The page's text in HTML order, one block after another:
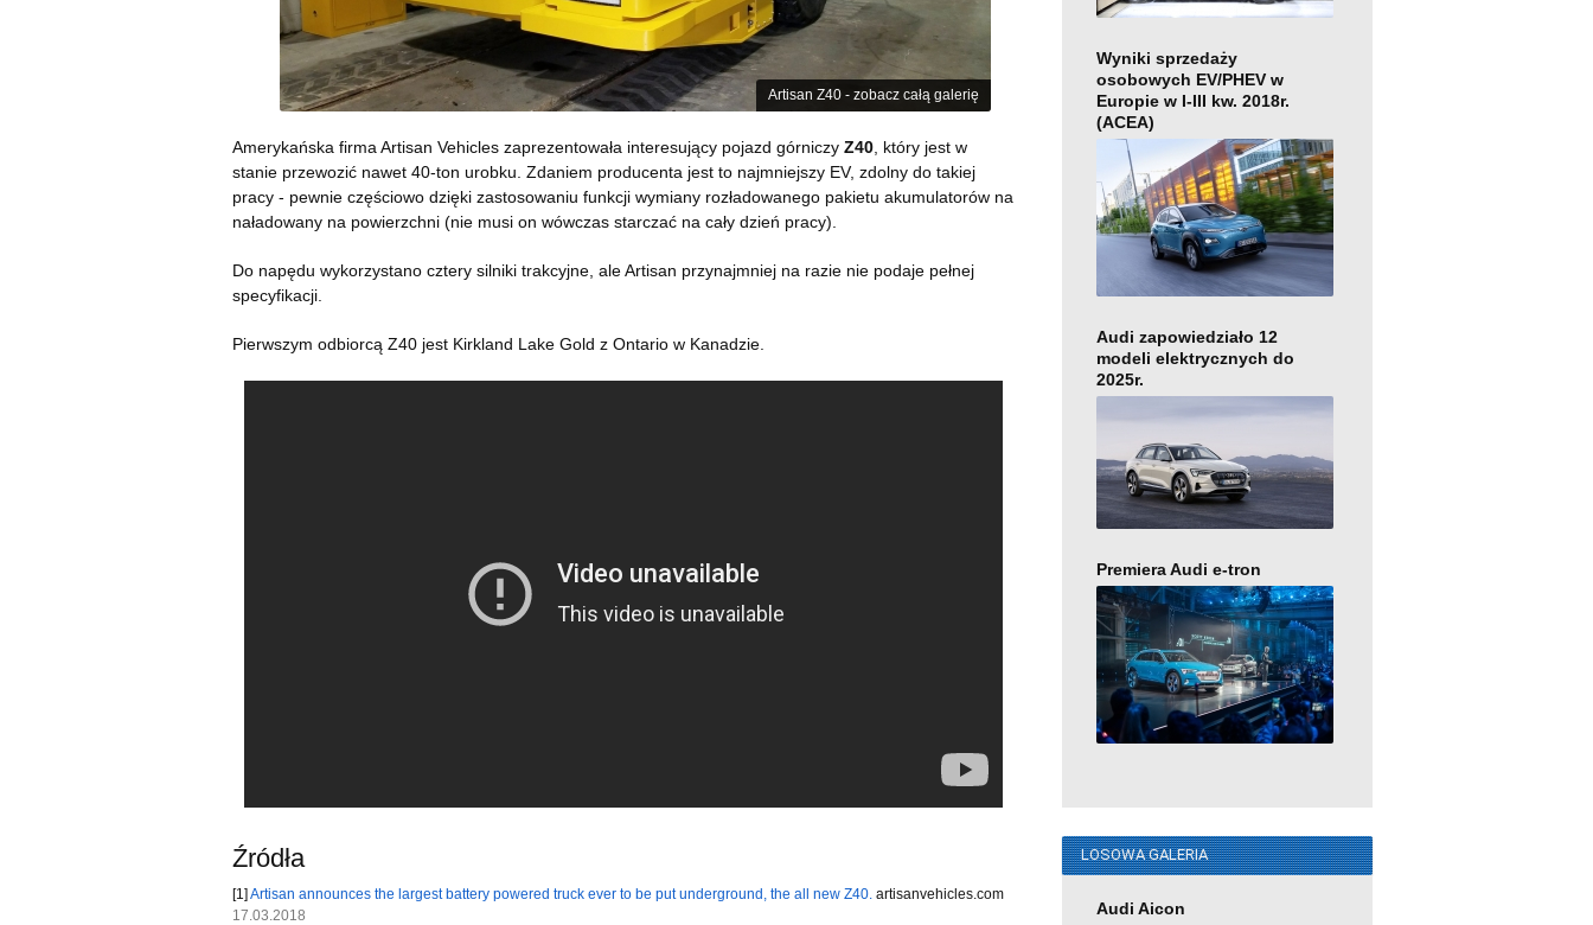
Artisan Z40 - zobacz całą galerię
Amerykańska firma Artisan Vehicles zaprezentowała interesujący pojazd górniczy Z40 , który jest w
stanie przewozić nawet 40-ton urobku. Zdaniem producenta jest to najmniejszy EV, zdolny do takiej
pracy - pewnie częściowo dzięki zastosowaniu funkcji wymiany rozładowanego pakietu akumulatorów na
naładowany na powierzchni (nie musi on wówczas starczać na cały dzień pracy).
Do napędu wykorzystano cztery silniki trakcyjne, ale Artisan przynajmniej na razie nie podaje pełnej
specyfikacji.
Pierwszym odbiorcą Z40 jest Kirkland Lake Gold z Ontario w Kanadzie.
Źródła
[1] Artisan announces the largest battery powered truck ever to be put underground, the all new Z40. artisanvehicles.com
17.03.2018
Wyniki sprzedaży
osobowych EV/PHEV w
Europie w I-III kw. 2018r.
(ACEA)
Audi zapowiedziało 12
modeli elektrycznych do
2025r.
Premiera Audi e-tron
LOSOWA GALERIA
Audi Aicon